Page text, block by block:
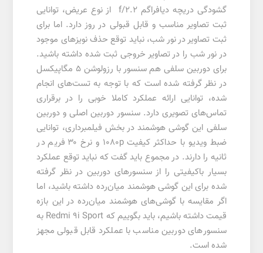
گشودگی دریچه دیافراگم f/2.2 از نوع عریض، توانایی
ثبت تصاویر مناسب و قابل قبولی در روز دارد. اما برای
ثبت تصاویر در نور شب، نباید توقع حذف نویز‌های موجود
در نور شب را در تصاویر خروجی ثبت شده داشته باشید.
برای دوربین سلفی هم سنسور با رزولوشن ۵ مگاپیکسل
در نظر گرفته شده است که با توجه به تست‌های انجام
شده، توانایی ارائه عملکرد کاملا خوبی را در برقراری
تماس‌های تصویری دارد. سنسور دوربین اصلی و دوربین
سلفی این گوشی هوشمند در بخش فیلمبرداری، توانایی
ضبط ویدیو با حداکثر کیفیت 1080p و نرخ ۳۰ فریم در
ثانیه را دارند. در مجموع باید گفت که نباید توقع عملکرد
بسیار با‌کیفیتی را از سنسور‌های دوربین در نظر گرفته
شده برای این گوشی هوشمند میان‌رده داشته باشید، اما
اگر مقایسه با گوشی‌های هوشمند میان‌رده در این بازه
قیمت داشته باشیم، باید بگوییم که Redmi 9i Sport به
سنسور‌های دوربین مناسب با عملکرد قابل قبولی مجهز
شده است.